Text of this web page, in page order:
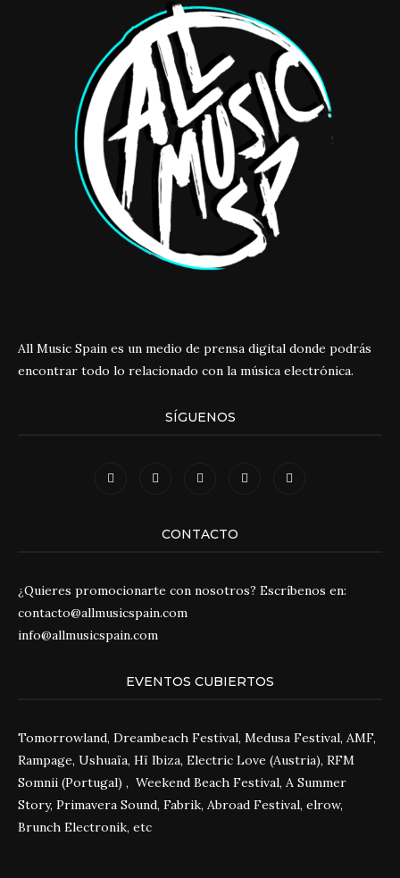
All Music Spain es un medio de prensa digital donde podrás
encontrar todo lo relacionado con la música electrónica.
SÍGUENOS
CONTACTO
¿Quieres promocionarte con nosotros? Escríbenos en:
contacto@allmusicspain.com
info@allmusicspain.com
EVENTOS CUBIERTOS
Tomorrowland, Dreambeach Festival, Medusa Festival, AMF,
Rampage, Ushuaïa, Hï Ibiza, Electric Love (Austria), RFM
Somnii (Portugal) , Weekend Beach Festival, A Summer
Story, Primavera Sound, Fabrik, Abroad Festival, elrow,
Brunch Electronik, etc